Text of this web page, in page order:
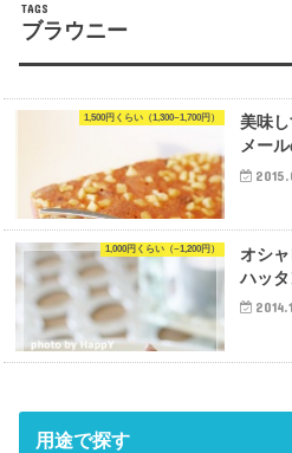
ブラウニー
1,500円くらい（1,300~1,700円）
美味
メー
1,000円くらい（~1,200円）
オシ
ハッ
用途で探す